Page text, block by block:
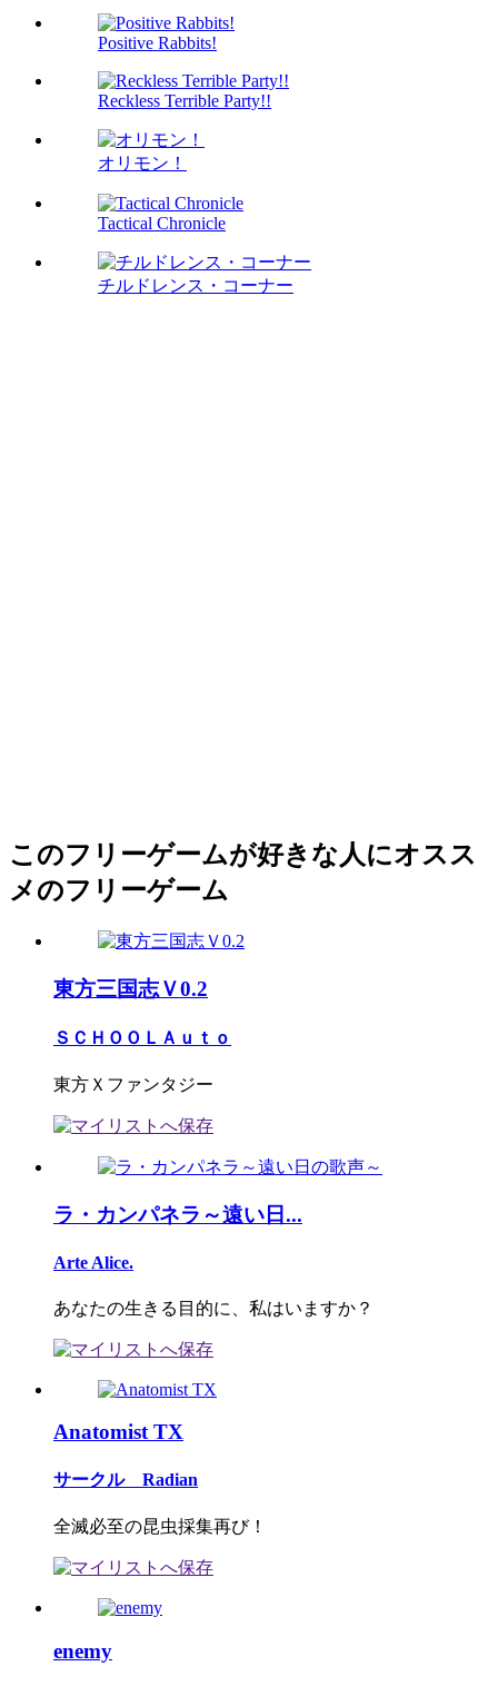
Positive Rabbits!
Reckless Terrible Party!!
オリモン！
Tactical Chronicle
チルドレンス・コーナー
このフリーゲームが好きな人にオスス
メのフリーゲーム
東方三国志Ｖ0.2
ＳＣＨＯＯＬＡｕｔｏ
東方Ｘファンタジー
ラ・カンパネラ～遠い日...
Arte Alice.
あなたの生きる目的に、私はいますか？
Anatomist TX
サークル Radian
全滅必至の昆虫採集再び！
enemy